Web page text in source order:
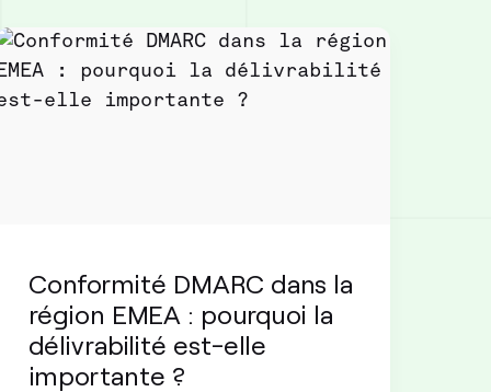
Conformité DMARC dans la
région EMEA : pourquoi la
délivrabilité est-elle
importante ?